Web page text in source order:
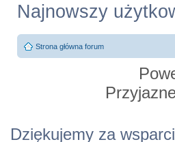
Najnowszy
Strona główna forum
Dziękujemy za